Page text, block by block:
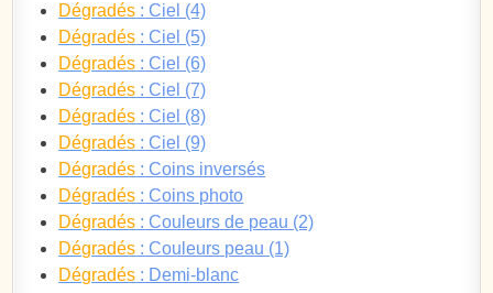
Dégradés : Ciel (4)
Dégradés : Ciel (5)
Dégradés : Ciel (6)
Dégradés : Ciel (7)
Dégradés : Ciel (8)
Dégradés : Ciel (9)
Dégradés : Coins inversés
Dégradés : Coins photo
Dégradés : Couleurs de peau (2)
Dégradés : Couleurs peau (1)
Dégradés : Demi-blanc